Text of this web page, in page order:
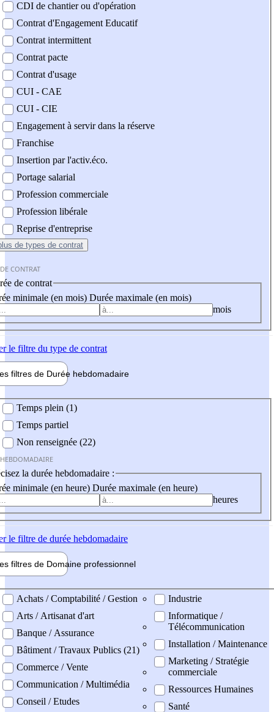
CDI de chantier ou d'opération
Contrat d'Engagement Educatif
Contrat intermittent
Contrat pacte
Contrat d'usage
CUI - CAE
CUI - CIE
Engagement à servir dans la réserve
Franchise
Insertion par l'activ.éco.
Portage salarial
Profession commerciale
Profession libérale
Reprise d'entreprise
de types de contrat
CONTRAT
de contrat
minimale (en mois) Durée maximale (en mois)
mois
le filtre du type de contrat
filtres de Durée hebdomadaire
Temps plein (1)
Temps partiel
Non renseignée (22)
la durée hebdomadaire :
minimale (en heure) Durée maximale (en heure)
heures
le filtre de durée hebdomadaire
filtres de Domaine professionnel
professionel
Achats / Comptabilité / Gestion
Arts / Artisanat d'art
Banque / Assurance
Bâtiment / Travaux Publics (21)
Commerce / Vente
Communication / Multimédia
Conseil / Etudes
Industrie
Informatique /
Télécommunication
Installation / Maintenance
Marketing / Stratégie
commerciale
Ressources Humaines
Santé